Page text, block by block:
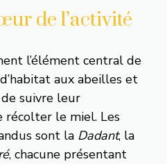
de l’activité
l’élément central de
aux abeilles et
suivre leur
le miel. Les
sont la Dadant, la
, chacune présentant